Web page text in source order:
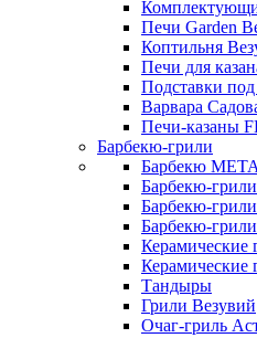
Печи Garden
Коптильня
Печи для
Подставки
Варвара
Печи-казаны
Барбекю-грили
Барбекю МЕТА
Барбекю-
Барбекю-
Барбекю-
Тандыры
Грили Везувий
Очаг-гриль